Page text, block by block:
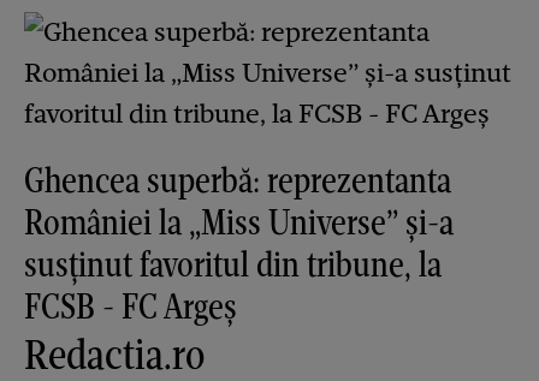
Ghencea superbă: reprezentanta
României la „Miss Universe” și-a
susținut favoritul din tribune, la
FCSB - FC Argeș
Redactia.ro